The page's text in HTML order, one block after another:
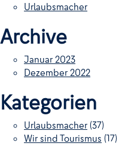
Urlaubsmacher
Archive
Januar 2023
Dezember 2022
Kategorien
Urlaubsmacher (37)
Wir sind Tourismus (17)